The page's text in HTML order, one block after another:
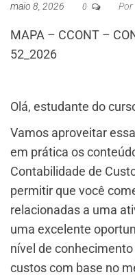
maio 8, 2026 0 Por
MAPA – CCONT –
52_2026
Olá, estudante do
Vamos aproveitar
em prática os
Contabilidade de
permitir que você
relacionadas a uma
uma excelente
nível de
custos com base no